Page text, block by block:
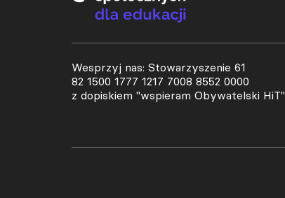
Wesprzyj nas: Stowarzyszenie 61
82 1500 1777 1217 7008 8552 0000
z dopiskiem "wspieram Obywatelski HiT"